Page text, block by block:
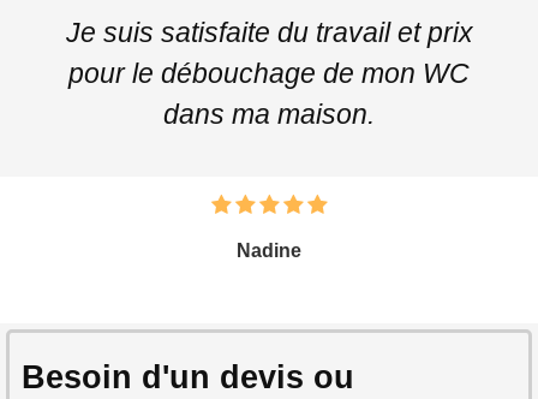
Je suis satisfaite du travail et prix
pour le débouchage de mon WC
dans ma maison.
Nadine
Besoin d'un devis ou